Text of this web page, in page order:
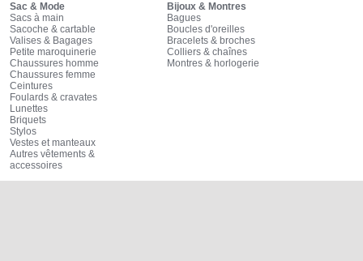
Sac & Mode
Sacs à main
Sacoche & cartable
Valises & Bagages
Petite maroquinerie
Chaussures homme
Chaussures femme
Ceintures
Foulards & cravates
Lunettes
Briquets
Stylos
Vestes et manteaux
Autres vêtements &
accessoires
Bijoux & Montres
Bagues
Boucles d'oreilles
Bracelets & broches
Colliers & chaînes
Montres & horlogerie